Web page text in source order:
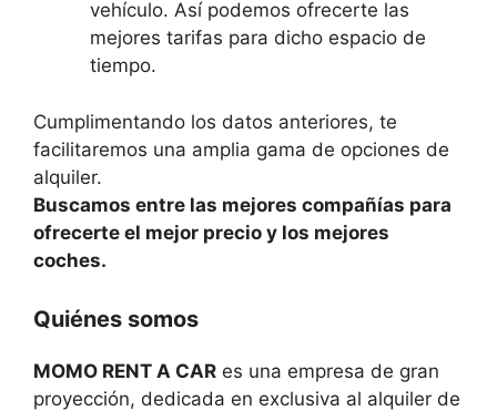
vehículo. Así podemos ofrecerte las
mejores tarifas para dicho espacio de
tiempo.
Cumplimentando los datos anteriores, te
facilitaremos una amplia gama de opciones de
alquiler.
Buscamos entre las mejores compañías para
ofrecerte el mejor precio y los mejores
coches.
Quiénes somos
MOMO RENT A CAR es una empresa de gran
proyección, dedicada en exclusiva al alquiler de